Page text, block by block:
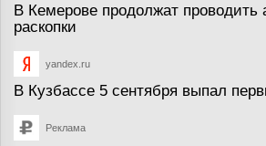
В Кемерове продолжат проводить
раскопки
yandex.ru
В Кузбассе 5 сентября выпал
Реклама